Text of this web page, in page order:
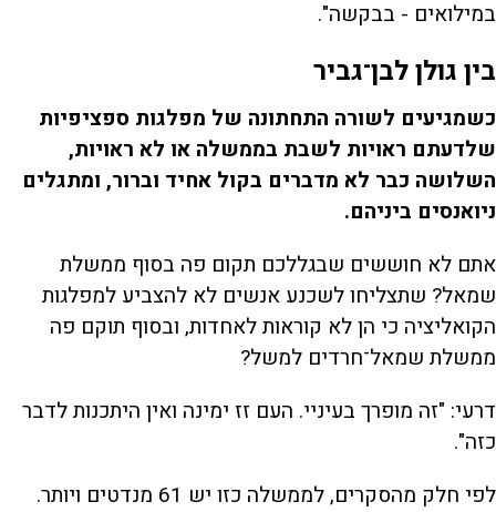
במילואים - בבקשה".
בין גולן לבן־גביר
כשמגיעים לשורה התחתונה של מפלגות ספציפיות
שלדעתם ראויות לשבת בממשלה או לא ראויות,
השלושה כבר לא מדברים בקול אחיד וברור, ומתגלים
ניואנסים ביניהם.
אתם לא חוששים שבגללכם תקום פה בסוף ממשלת
שמאל? שתצליחו לשכנע אנשים לא להצביע למפלגות
הקואליציה כי הן לא קוראות לאחדות, ובסוף תוקם פה
ממשלת שמאל־חרדים למשל?
דרעי: "זה מופרך בעיניי. העם זז ימינה ואין היתכנות לדבר
כזה".
לפי חלק מהסקרים, לממשלה כזו יש 61 מנדטים ויותר.